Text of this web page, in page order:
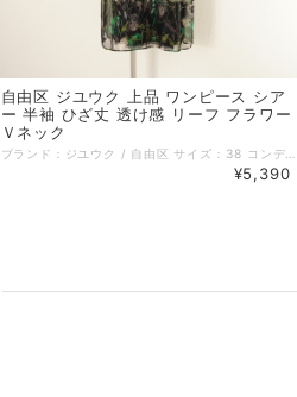
自由区 ジユウク 上品 ワンピース シア
ー 半袖 ひざ丈 透け感 リーフ フラワー
Ｖネック
¥5,390